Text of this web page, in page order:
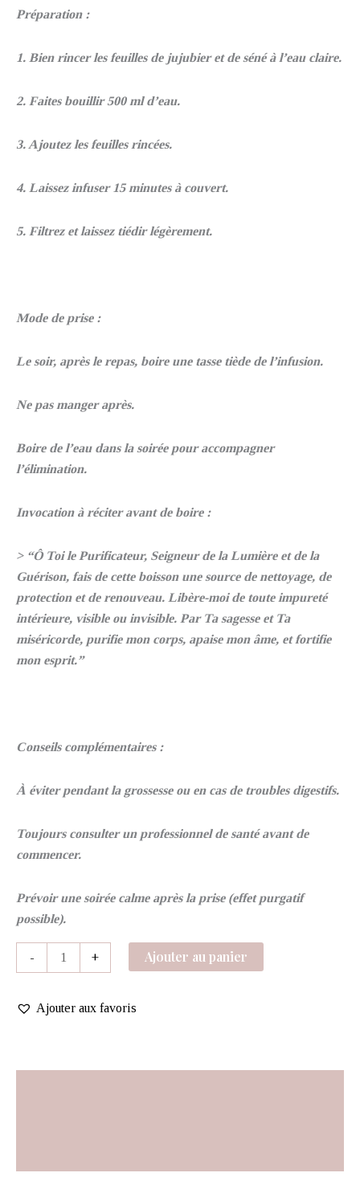
Préparation :
1. Bien rincer les feuilles de jujubier et de séné à l’eau claire.
2. Faites bouillir 500 ml d’eau.
3. Ajoutez les feuilles rincées.
4. Laissez infuser 15 minutes à couvert.
5. Filtrez et laissez tiédir légèrement.
Mode de prise :
Le soir, après le repas, boire une tasse tiède de l’infusion.
Ne pas manger après.
Boire de l’eau dans la soirée pour accompagner
l’élimination.
Invocation à réciter avant de boire :
> “Ô Toi le Purificateur, Seigneur de la Lumière et de la
Guérison, fais de cette boisson une source de nettoyage, de
protection et de renouveau. Libère-moi de toute impureté
intérieure, visible ou invisible. Par Ta sagesse et Ta
miséricorde, purifie mon corps, apaise mon âme, et fortifie
mon esprit.”
Conseils complémentaires :
À éviter pendant la grossesse ou en cas de troubles digestifs.
Toujours consulter un professionnel de santé avant de
commencer.
Prévoir une soirée calme après la prise (effet purgatif
possible).
- + Ajouter au panier
Ajouter aux favoris